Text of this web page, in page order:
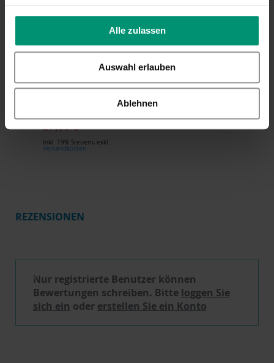
Alle zulassen
Auswahl erlauben
Ablehnen
Sterntaler GOTS
Emmi braun, Gr. 56
27,99 €
Inkl. 19% Steuern, exkl.
Versandkosten
REZENSIONEN
Nur registrierte Benutzer können
Bewertungen schreiben. Bitte loggen Sie
sich ein oder erstellen Sie ein Konto